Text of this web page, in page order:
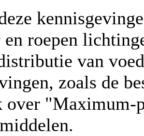
en roepen
van
zoals de
over "Maximum-